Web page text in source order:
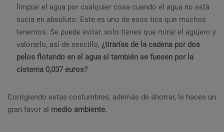
limpiar el agua por cualquier cosa cuando el agua no está
sucia en absoluto. Este es uno de esos tics que muchos
tenemos. Se puede evitar, solo tienes que mirar el agujero y
valorarlo, así de sencillo, ¿tirarías de la cadena por dos
pelos flotando en el agua si también se fuesen por la
cisterna 0,037 euros?
Corrigiendo estas costumbres, además de ahorrar, le haces un
gran favor al medio ambiente.